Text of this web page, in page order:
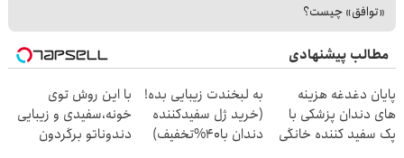
«توافق» چیست؟
مطالب پیشنهادی
پایان دغدغه هزینه
های دندان پزشکی با
پک سفید کننده خانگی
به لبخندت زیبایی بده!
(خرید ژل سفیدکننده
دندان با40%تخفیف)
با این روش توی
خونه،سفیدی و زیبایی
دندوناتو برگردون